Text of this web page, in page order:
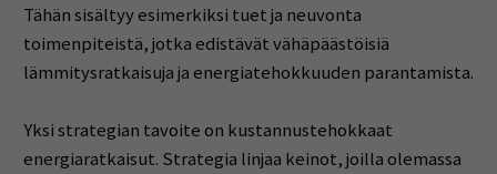
Tähän sisältyy esimerkiksi tuet ja neuvonta
toimenpiteistä, jotka edistävät vähäpäästöisiä
lämmitysratkaisuja ja energiatehokkuuden parantamista.
Yksi strategian tavoite on kustannustehokkaat
energiaratkaisut. Strategia linjaa keinot, joilla olemassa